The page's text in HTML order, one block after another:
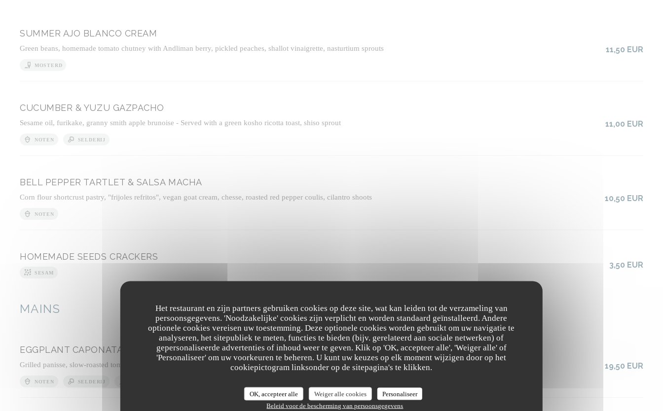
Het restaurant en zijn partners gebruiken cookies op deze site, wat kan leiden tot de verzameling van
persoonsgegevens. 'Noodzakelijke' cookies zijn verplicht en worden standaard geïnstalleerd. Andere
optionele cookies vereisen uw toestemming. Deze optionele cookies worden gebruikt om uw navigatie te
analyseren, het sitepubliek te meten, functies te bieden (bijv. gerelateerd aan sociale netwerken) of
gepersonaliseerde advertenties of inhoud weer te geven. Klik op 'OK, accepteer alle', 'Weiger alle' of
'Personaliseer' om uw voorkeuren te beheren. U kunt uw keuzes op elk moment wijzigen door op het
cookiepictogram linksonder op de sitepagina's te klikken.
OK, accepteer alle Weiger alle cookies
Personaliseer
Beleid voor de bescherming van persoonsgegevens
SUMMER AJO BLANCO CREAM
Green beans, homemade tomato chutney with Andliman berry, pickled peaches, shallot vinaigrette, nasturtium sprouts
MOSTERD
11,50 EUR
CUCUMBER & YUZU GAZPACHO
Sesame oil, furikake, granny smith apple brunoise - Served with a green kosho ricotta toast, shiso sprout
NOTEN SELDERIJ
11,00 EUR
BELL PEPPER TARTLET & SALSA MACHA
Corn flour shortcrust pastry, "frijoles refritos", vegan goat cream, chesse, roasted red pepper coulis, cilantro shoots
NOTEN
10,50 EUR
HOMEMADE SEEDS CRACKERS
SESAM
3,50 EUR
MAINS
EGGPLANT CAPONATA WITH OLIVES
Grilled panisse, slow-roasted tomato sauce with mild harissa, basil pesto, pickled celery, pine nut crumble, basil shoots
NOTEN SELDERIJ
19,50 EUR
The Friendly Kitchen